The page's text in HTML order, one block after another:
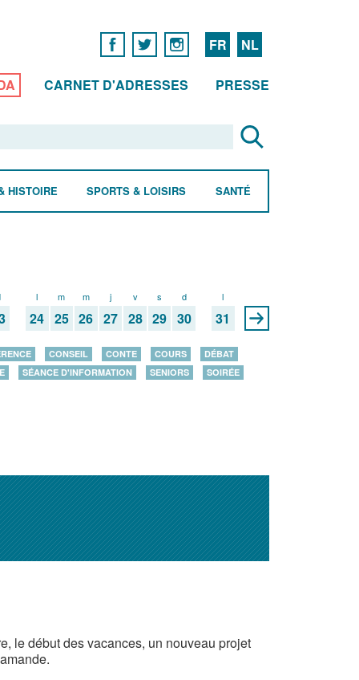
FR NL
CARNET D'ADRESSES PRESSE
HISTOIRE SPORTS & LOISIRS SANTÉ
l
24
m
25
m
26
j
27
v
28
s
29
d
30
l
31
CONSEIL CONTE COURS
DÉBAT
SÉANCE D'INFORMATION SENIORS
SOIRÉE
le début des vacances, un nouveau projet